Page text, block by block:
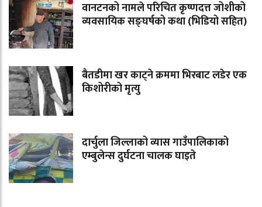
वानटनको नामले परिचित कृष्णदत्त जोशीको
व्यवसायिक सङ्घर्षको कथा (भिडियो सहित)
बैतडीमा खर काट्ने क्रममा भिरबाट लडेर एक
किशोरीको मृत्यु
दार्चुला जिल्लाको व्यास गाउँपालिकाको
एम्बुलेन्स दुर्घटना चालक घाइते